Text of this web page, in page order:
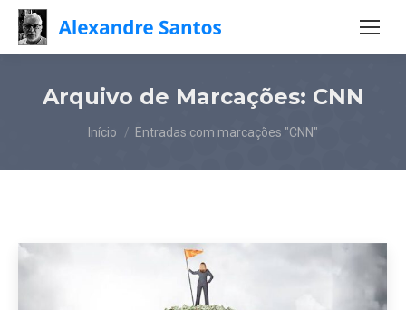
Arquivo de Marcações: CNN
Você está aqui:
Início Entradas com marcações "CNN"